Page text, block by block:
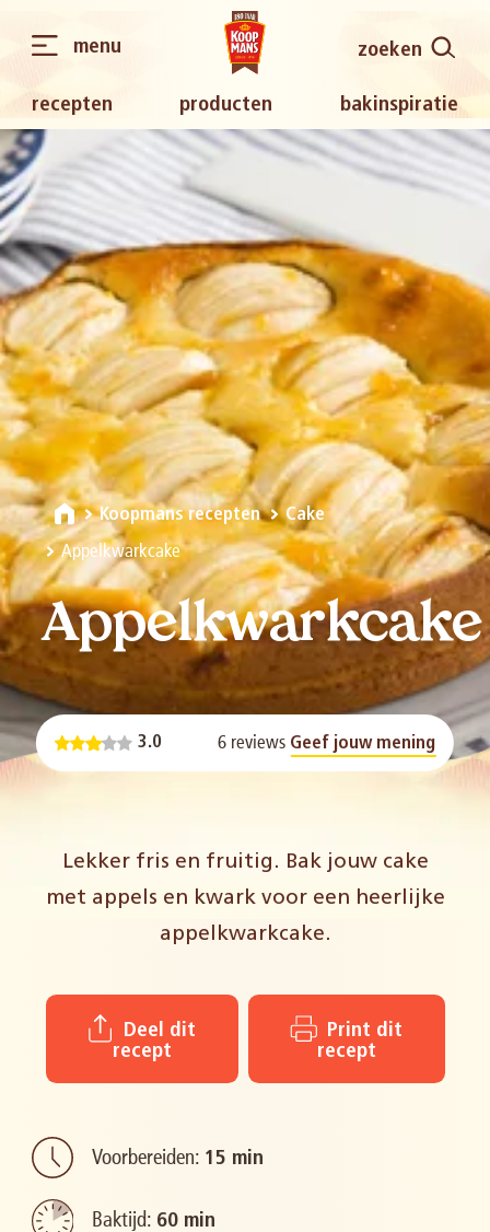
recepten producten bakinspiratie
zoeken
menu
Koopmans recepten Cake
Appelkwarkcake
Appelkwarkcake
3.0 6 reviews Geef jouw mening
Lekker fris en fruitig. Bak jouw cake
met appels en kwark voor een heerlijke
appelkwarkcake.
recept
recept
Voorbereiden: 15 min
Baktijd: 60 min